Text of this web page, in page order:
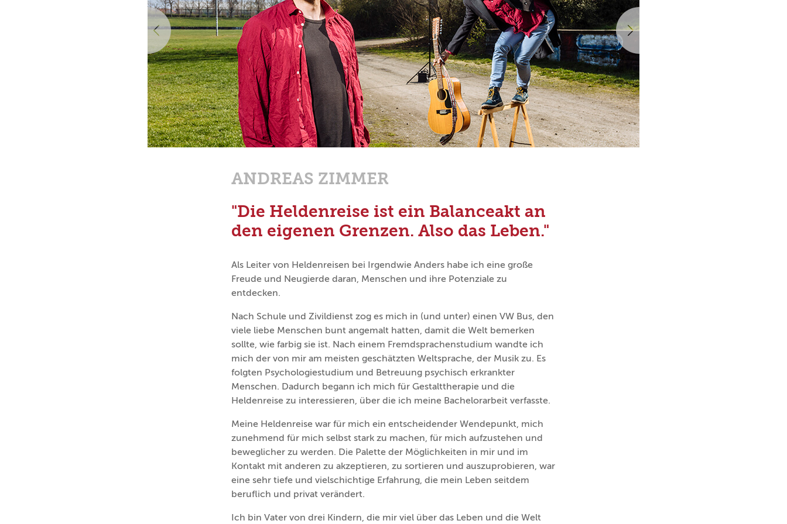
Vorherige
ANDREAS ZIMMER
"Die Heldenreise ist ein Balanceakt an
den eigenen Grenzen. Also das Leben."
Als Leiter von Heldenreisen bei Irgendwie Anders habe ich eine große
Freude und Neugierde daran, Menschen und ihre Potenziale zu
entdecken.
Nach Schule und Zivildienst zog es mich in (und unter) einen VW Bus, den
viele liebe Menschen bunt angemalt hatten, damit die Welt bemerken
sollte, wie farbig sie ist. Nach einem Fremdsprachenstudium wandte ich
mich der von mir am meisten geschätzten Weltsprache, der Musik zu. Es
folgten Psychologiestudium und Betreuung psychisch erkrankter
Menschen. Dadurch begann ich mich für Gestalttherapie und die
Heldenreise zu interessieren, über die ich meine Bachelorarbeit verfasste.
Meine Heldenreise war für mich ein entscheidender Wendepunkt, mich
zunehmend für mich selbst stark zu machen, für mich aufzustehen und
beweglicher zu werden. Die Palette der Möglichkeiten in mir und im
Kontakt mit anderen zu akzeptieren, zu sortieren und auszuprobieren, war
eine sehr tiefe und vielschichtige Erfahrung, die mein Leben seitdem
beruflich und privat verändert.
Ich bin Vater von drei Kindern, die mir viel über das Leben und die Welt